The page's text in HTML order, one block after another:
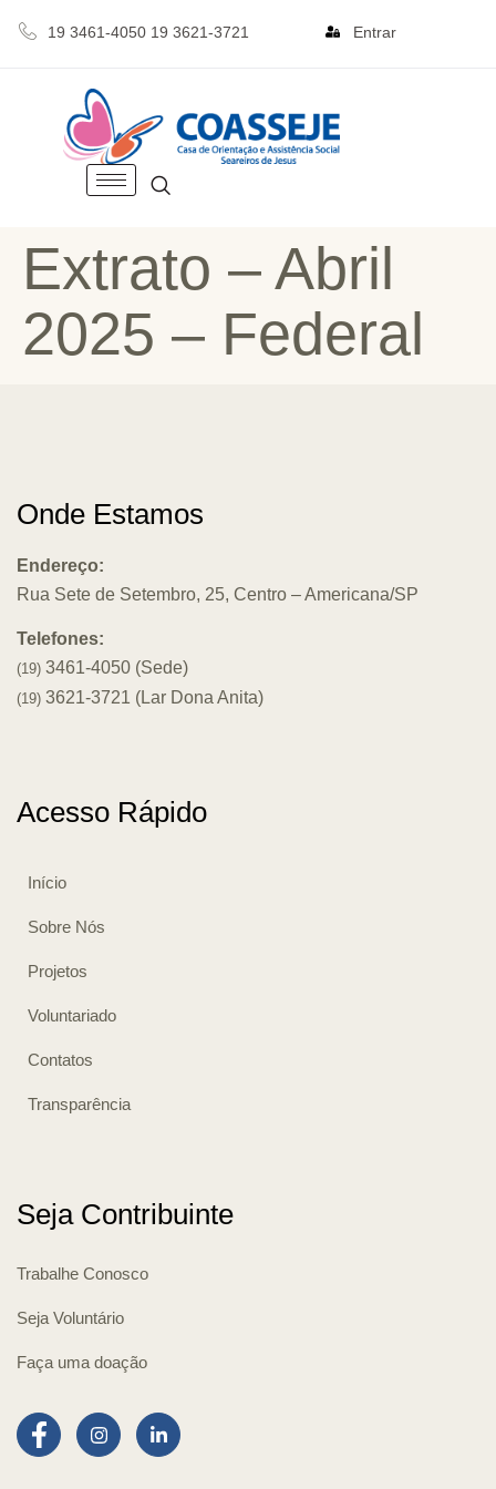
19 3461-4050 19 3621-3721 Entrar
Extrato – Abril
2025 – Federal
Onde Estamos
Endereço:
Rua Sete de Setembro, 25, Centro – Americana/SP
Telefones:
(19) 3461-4050 (Sede)
(19) 3621-3721 (Lar Dona Anita)
Acesso Rápido
Início
Sobre Nós
Projetos
Voluntariado
Contatos
Transparência
Seja Contribuinte
Trabalhe Conosco
Seja Voluntário
Faça uma doação